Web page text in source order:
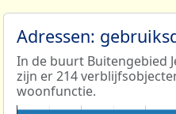
Adressen:
In de buurt Buitengebied
zijn er 214
woonfunctie.